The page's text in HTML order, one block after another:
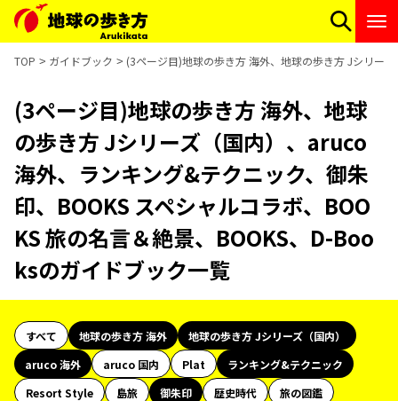
TOP ガイドブック (3ページ目)地球の歩き方 海外、地球の歩き方 Jシリー
(3ページ目)地球の歩き方 海外、地球
の歩き方 Jシリーズ（国内）、aruco
海外、ランキング&テクニック、御朱
印、BOOKS スペシャルコラボ、BOO
KS 旅の名言＆絶景、BOOKS、D-Boo
ksのガイドブック一覧
すべて 地球の歩き方 海外
地球の歩き方 Jシリーズ（国内）
aruco 海外
aruco 国内 Plat
ランキング&テクニック
Resort Style
島旅 御朱印 歴史時代
旅の図鑑